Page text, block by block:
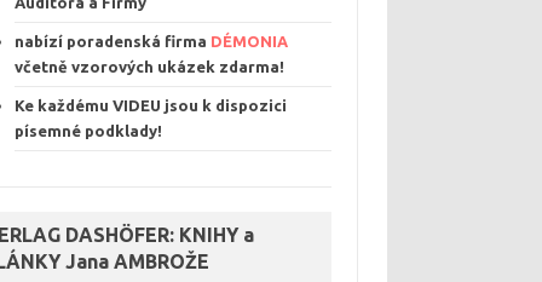
nabízí poradenská firma DÉMONIA
včetně vzorových ukázek zdarma!
Ke každému VIDEU jsou k dispozici
písemné podklady!
DASHÖFER: KNIHY a
Jana AMBROŽE